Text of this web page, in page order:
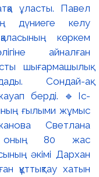
ұласты. Павел
дүниеге келу
көркем
айналған
шығармашылық
Сондай-ақ
берді. 🔹Іс-
ғылыми жұмыс
Светлана
оның 80 жас
әкімі Дархан
құттықтау хатын